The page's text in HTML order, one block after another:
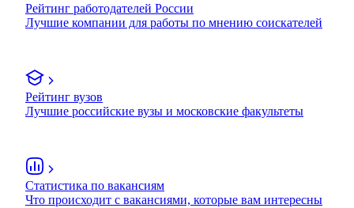
Рейтинг работодателей России
Лучшие компании для работы по мнению соискателей
Рейтинг вузов
Лучшие российские вузы и московские факультеты
Статистика по вакансиям
Что происходит с вакансиями, которые вам интересны